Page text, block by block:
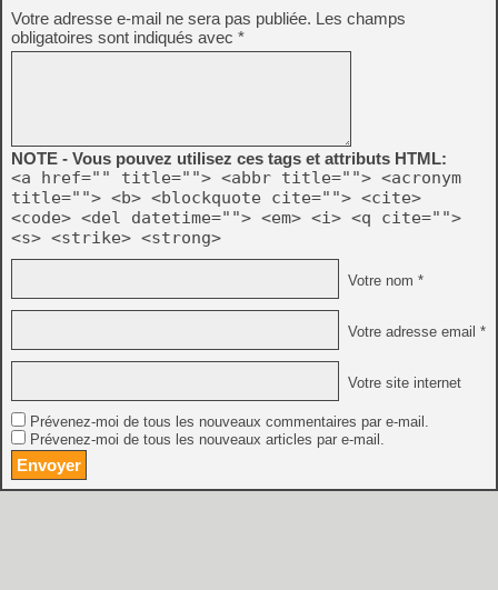
Votre adresse e-mail ne sera pas publiée. Les champs
obligatoires sont indiqués avec *
NOTE - Vous pouvez utilisez ces tags et attributs HTML:
<a href="" title=""> <abbr title=""> <acronym
title=""> <b> <blockquote cite=""> <cite>
<code> <del datetime=""> <em> <i> <q cite="">
<s> <strike> <strong>
Votre nom *
Votre adresse email *
Votre site internet
Prévenez-moi de tous les nouveaux commentaires par e-mail.
Prévenez-moi de tous les nouveaux articles par e-mail.